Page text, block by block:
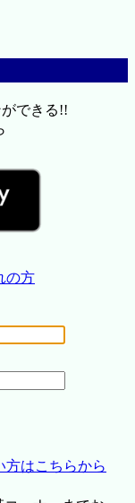
できる!!
の方
方はこちらから